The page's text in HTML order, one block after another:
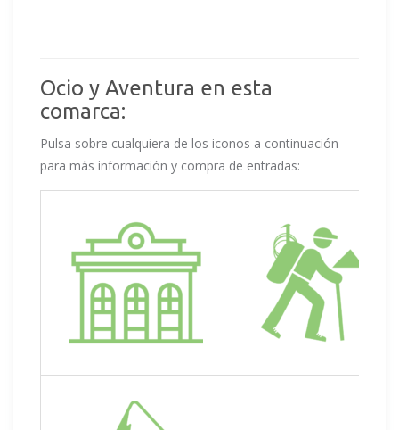
Ocio y Aventura en esta
comarca:
Pulsa sobre cualquiera de los iconos a continuación
para más información y compra de entradas: